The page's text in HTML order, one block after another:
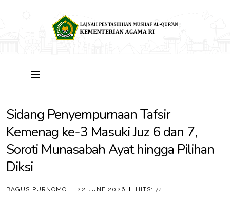
Sidang Penyempurnaan Tafsir
Kemenag ke-3 Masuki Juz 6 dan 7,
Soroti Munasabah Ayat hingga Pilihan
Diksi
BAGUS PURNOMO 22 JUNE 2026 HITS: 74